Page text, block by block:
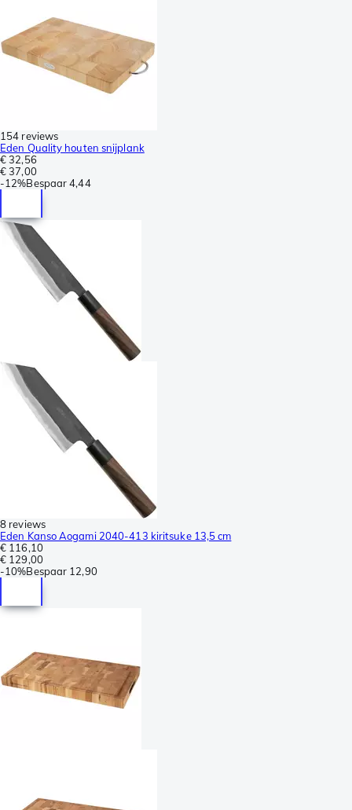
154 reviews
Eden Quality houten snijplank
€ 32,56
€ 37,00
-12%Bespaar 4,44
8 reviews
Eden Kanso Aogami 2040-413 kiritsuke 13,5 cm
€ 116,10
€ 129,00
-10%Bespaar 12,90